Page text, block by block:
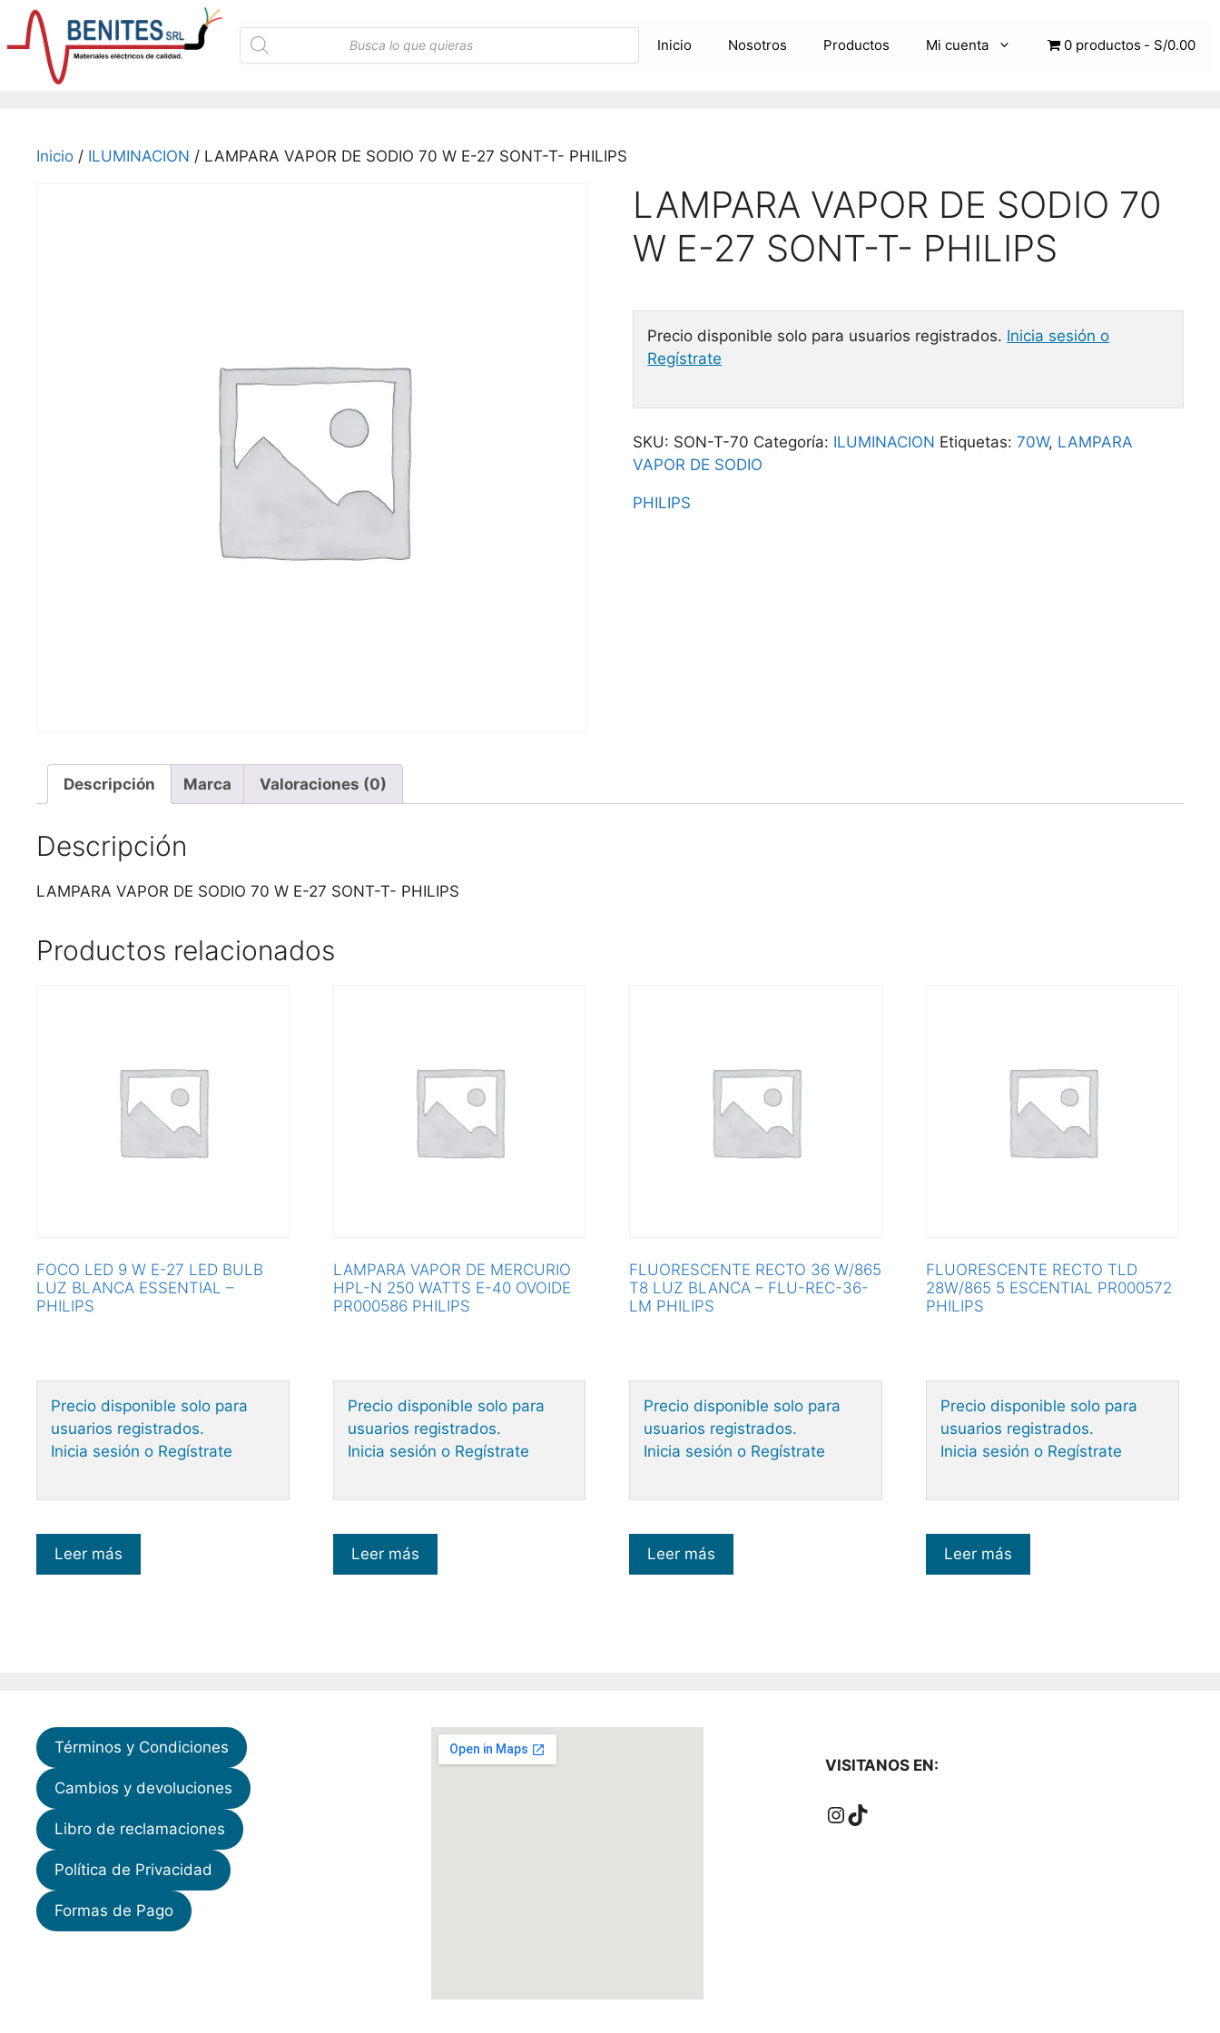
Saltar
contenido
Búsqueda
de
productos
Inicio Nosotros Productos Mi cuenta 0 productos S/0.00
Inicio / ILUMINACION / LAMPARA VAPOR DE SODIO 70 W E-27 SONT-T- PHILIPS
LAMPARA VAPOR DE SODIO 70
W E-27 SONT-T- PHILIPS
Precio disponible solo para usuarios registrados. Inicia sesión o
Regístrate
SKU: SON-T-70 Categoría: ILUMINACION Etiquetas:70W, LAMPARA
VAPOR DE SODIO
PHILIPS
Descripción Marca Valoraciones (0)
Descripción
LAMPARA VAPOR DE SODIO 70 W E-27 SONT-T- PHILIPS
Productos relacionados
FOCO LED 9 W E-27 LED BULB
LUZ BLANCA ESSENTIAL –
PHILIPS
Precio disponible solo para
usuarios registrados.
Inicia sesión o Regístrate
Leer más
LAMPARA VAPOR DE MERCURIO
HPL-N 250 WATTS E-40 OVOIDE
PR000586 PHILIPS
Precio disponible solo para
usuarios registrados.
Inicia sesión o Regístrate
Leer más
FLUORESCENTE RECTO 36 W/865
T8 LUZ BLANCA – FLU-REC-36-
LM PHILIPS
Precio disponible solo para
usuarios registrados.
Inicia sesión o Regístrate
Leer más
FLUORESCENTE RECTO TLD
28W/865 5 ESCENTIAL PR000572
PHILIPS
Precio disponible solo para
usuarios registrados.
Inicia sesión o Regístrate
Leer más
Términos y Condiciones
Cambios y devoluciones
Libro de reclamaciones
Política de Privacidad
Formas de Pago
VISITANOS EN:
Instagram
TikTok